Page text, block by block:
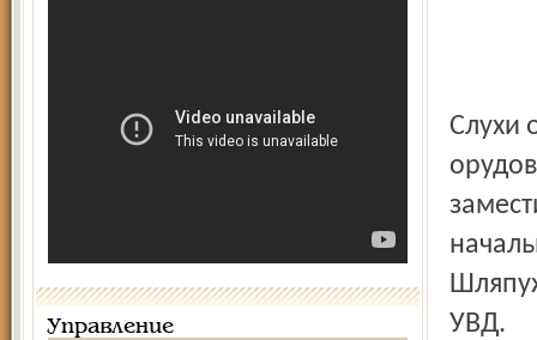
Управление
Слухи
УВД.